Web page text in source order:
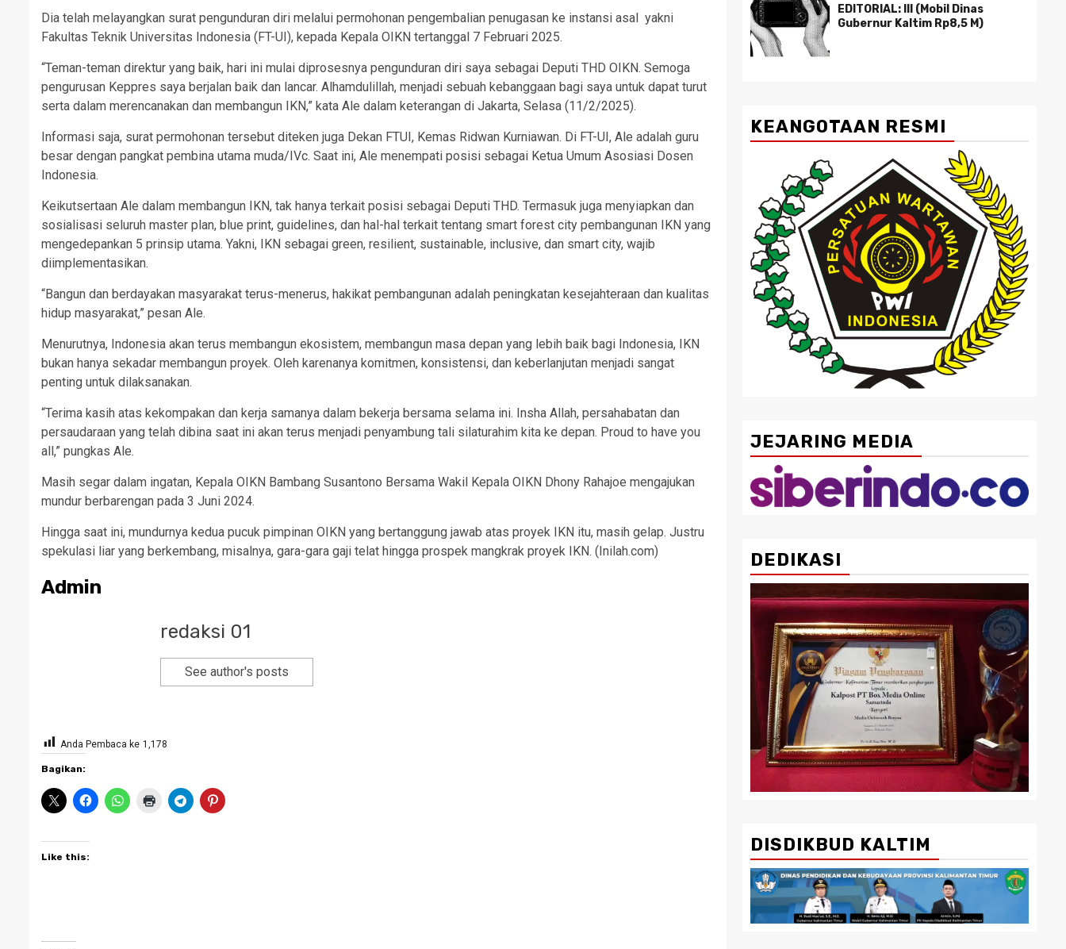
Dia telah melayangkan surat pengunduran diri melalui permohonan pengembalian penugasan ke instansi asal yakni
Fakultas Teknik Universitas Indonesia (FT-UI), kepada Kepala OIKN tertanggal 7 Februari 2025.
“Teman-teman direktur yang baik, hari ini mulai diprosesnya pengunduran diri saya sebagai Deputi THD OIKN. Semoga
pengurusan Keppres saya berjalan baik dan lancar. Alhamdulillah, menjadi sebuah kebanggaan bagi saya untuk dapat turut
serta dalam merencanakan dan membangun IKN,” kata Ale dalam keterangan di Jakarta, Selasa (11/2/2025).
Informasi saja, surat permohonan tersebut diteken juga Dekan FTUI, Kemas Ridwan Kurniawan. Di FT-UI, Ale adalah guru
besar dengan pangkat pembina utama muda/IVc. Saat ini, Ale menempati posisi sebagai Ketua Umum Asosiasi Dosen
Indonesia.
Keikutsertaan Ale dalam membangun IKN, tak hanya terkait posisi sebagai Deputi THD. Termasuk juga menyiapkan dan
sosialisasi seluruh master plan, blue print, guidelines, dan hal-hal terkait tentang smart forest city pembangunan IKN yang
mengedepankan 5 prinsip utama. Yakni, IKN sebagai green, resilient, sustainable, inclusive, dan smart city, wajib
diimplementasikan.
“Bangun dan berdayakan masyarakat terus-menerus, hakikat pembangunan adalah peningkatan kesejahteraan dan kualitas
hidup masyarakat,” pesan Ale.
Menurutnya, Indonesia akan terus membangun ekosistem, membangun masa depan yang lebih baik bagi Indonesia, IKN
bukan hanya sekadar membangun proyek. Oleh karenanya komitmen, konsistensi, dan keberlanjutan menjadi sangat
penting untuk dilaksanakan.
“Terima kasih atas kekompakan dan kerja samanya dalam bekerja bersama selama ini. Insha Allah, persahabatan dan
persaudaraan yang telah dibina saat ini akan terus menjadi penyambung tali silaturahim kita ke depan. Proud to have you
all,” pungkas Ale.
Masih segar dalam ingatan, Kepala OIKN Bambang Susantono Bersama Wakil Kepala OIKN Dhony Rahajoe mengajukan
mundur berbarengan pada 3 Juni 2024.
Hingga saat ini, mundurnya kedua pucuk pimpinan OIKN yang bertanggung jawab atas proyek IKN itu, masih gelap. Justru
spekulasi liar yang berkembang, misalnya, gara-gara gaji telat hingga prospek mangkrak proyek IKN. (Inilah.com)
Admin
redaksi 01
See author's posts
Anda Pembaca ke 1,178
Bagikan:
Like this:
EDITORIAL: III (Mobil Dinas
Gubernur Kaltim Rp8,5 M)
KEANGOTAAN RESMI
JEJARING MEDIA
DEDIKASI
DISDIKBUD KALTIM